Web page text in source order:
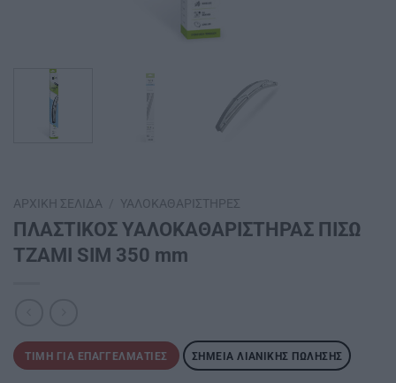
ΑΡΧΙΚΉ ΣΕΛΊΔΑ ΥΑΛΟΚΑΘΑΡΙΣΤΉΡΕΣ
ΠΛΑΣΤΙΚΟΣ ΥΑΛΟΚΑΘΑΡΙΣΤΗΡΑΣ ΠΙΣΩ
ΤΖΑΜΙ SIM 350 mm
ΤΙΜΉ ΓΙΑ ΕΠΑΓΓΕΛΜΑΤΊΕΣ ΣΗΜΕΊΑ ΛΙΑΝΙΚΉΣ ΠΏΛΗΣΗΣ